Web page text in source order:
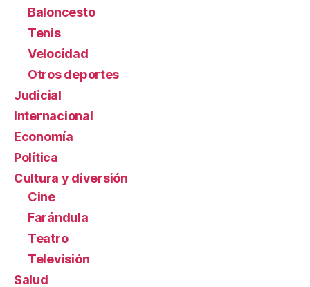
Baloncesto
Tenis
Velocidad
Otros deportes
Judicial
Internacional
Economía
Política
Cultura y diversión
Cine
Farándula
Teatro
Televisión
Salud